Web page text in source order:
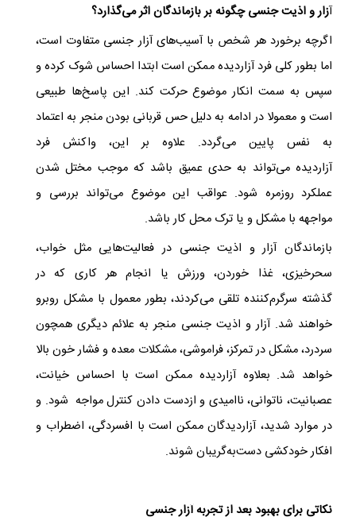
آزار و اذیت جنسی چگونه بر بازماندگان اثر می‌گذارد؟
اگرچه برخورد هر شخص با آسیب‌های آزار جنسی متفاوت است،
اما بطور کلی فرد آزاردیده ممکن است ابتدا احساس شوک کرده و
سپس به سمت انکار موضوع حرکت کند. این پاسخ‌ها طبیعی
است و معمولا در ادامه به دلیل حس قربانی بودن منجر به اعتماد
به نفس پایین می‌گردد. علاوه بر این، واکنش فرد
آزاردیده می‌تواند به حدی عمیق باشد که موجب مختل شدن
عملکرد روزمره شود. عواقب این موضوع می‌تواند بررسی و
مواجهه با مشکل و یا ترک محل کار باشد.
بازماندگان آزار و اذیت جنسی در فعالیت‌هایی مثل خواب،
سحرخیزی، غذا خوردن، ورزش یا انجام هر کاری که در
گذشته سرگرم‌کننده تلقی می‌کردند، بطور معمول با مشکل روبرو
خواهند شد. آزار و اذیت جنسی منجر به علائم دیگری همچون
سردرد، مشکل در تمرکز، فراموشی، مشکلات معده و فشار خون بالا
خواهد شد. بعلاوه آزاردیده ممکن است با احساس خیانت،
عصبانیت، ناتوانی، ناامیدی و ازدست دادن کنترل مواجه شود. و
در موارد شدید، آزاردیدگان ممکن است با افسردگی، اضطراب و
افکار خودکشی دست‌به‌گریبان شوند.
نکاتی برای بهبود بعد از تجربه آزار جنسی